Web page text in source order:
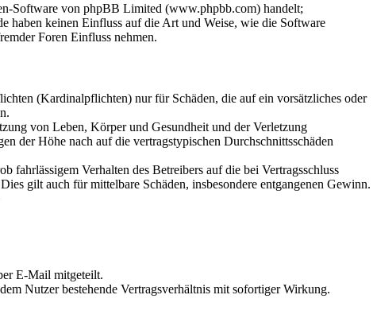
Software von phpBB Limited (www.phpbb.com) handelt;
haben keinen Einfluss auf die Art und Weise, wie die Software
Foren Einfluss nehmen.
(Kardinalpflichten) nur für Schäden, die auf ein vorsätzliches oder
von Leben, Körper und Gesundheit und der Verletzung
der Höhe nach auf die vertragstypischen Durchschnittsschäden
fahrlässigem Verhalten des Betreibers auf die bei Vertragsschluss
gilt auch für mittelbare Schäden, insbesondere entgangenen Gewinn.
E-Mail mitgeteilt.
Nutzer bestehende Vertragsverhältnis mit sofortiger Wirkung.